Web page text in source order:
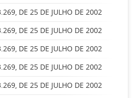
DE 25 DE JULHO DE 2002
DE 25 DE JULHO DE 2002
DE 25 DE JULHO DE 2002
DE 25 DE JULHO DE 2002
DE 25 DE JULHO DE 2002